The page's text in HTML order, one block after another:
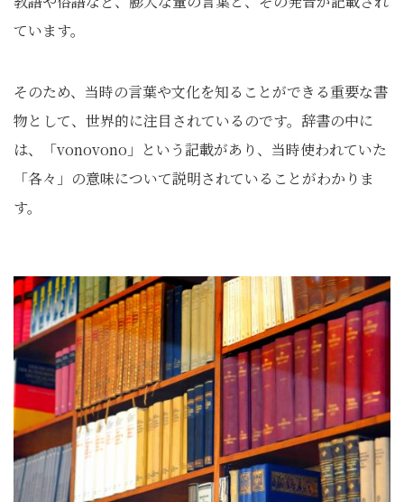
ています。
そのため、当時の言葉や文化を知ることができる重要な書
物として、世界的に注目されているのです。辞書の中に
は、「vonovono」という記載があり、当時使われていた
「各々」の意味について説明されていることがわかりま
す。